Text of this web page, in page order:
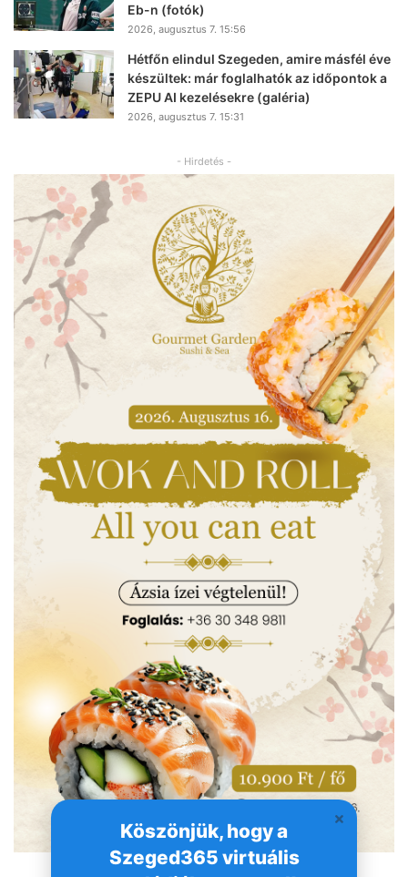
Köszönjük, hogy a
Szeged365 virtuális
Eb-n (fotók)
2026, augusztus 7. 15:56
Hétfőn elindul Szegeden, amire másfél éve
készültek: már foglalhatók az időpontok a
ZEPU AI kezelésekre (galéria)
2026, augusztus 7. 15:31
- Hirdetés -